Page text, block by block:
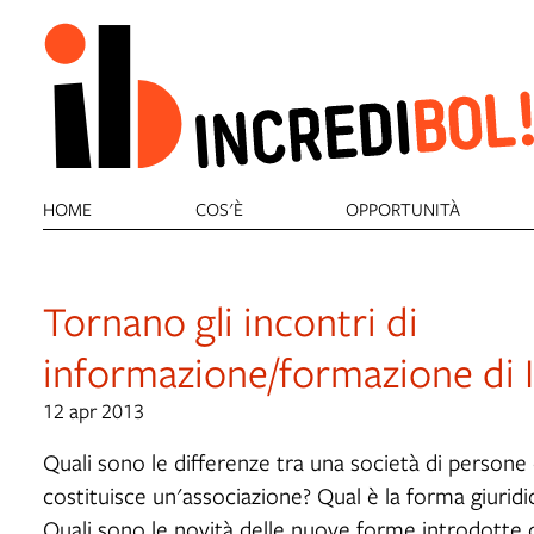
HOME COS'È OPPORTUNITÀ
Tornano gli incontri di
informazione/formazione di
12 apr 2013
Quali sono le differenze tra una società di
costituisce un'associazione? Qual è la forma